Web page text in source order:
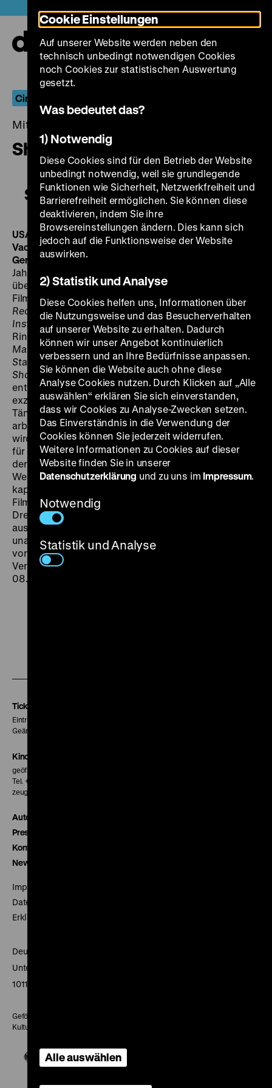
zum
Seiteninhalt
springen
Cinema of Outsiders: Part II
Mittwoch, 08. April 2015, 20.00 - 00.00 Uhr
Showgirls
Showgirls
USA 1995, R: Paul Verhoeven, B: Joe Eszterhas, K: Jost
Vacano, D: Elizabeth Berkley, Kyle MacLachlan, Gina
Gershon, 128’·35 mm, OF
Jahrzehnt von Paul Verhoeven. Seine Filme gingen
überfallartig auf die Zuschauer los - und auf die
Filmkritik, die seine Werke mal als Gewaltorgien (Total
Recall
, 1990), mal als männliche Sexphantasien (
Basic
Instinct, 1992) verschrie. Jeder neue Film war ein neues
Ringen mit dem Publikum, das spätestens beiHollow
Man
(2000), wahrscheinlich jedoch bereits bei
Starship Troopers (1997), erschöpft am Boden lag.
Showgirls, genau in der Mitte des Jahrzehnts
entstanden, ist bis heute sein umstrittenstes – und
exzessivstes – Werk. Der Traum von einer Karriere als
Tänzerin führt Nomi Malone nach Las Vegas. Zuerst
arbeitet sie in einem billigen Striplokal, doch schnell
wird man auf sie aufmerksam. Nomi wird als Tänzerin
für eine der großen Shows engagiert…Showgirlsist
der Film eines Regisseurs, der alles riskiert. Nur
Wenigen gelang bisher eine solch fiebrige Darstellung
kapitalistischer Kräfte. „Es ist der beste amerikanische
Film von Verhoeven und sein persönlichster. Das
Drehbuch zeichnet sich durch eine große Ehrlichkeit
aus. Wie alle seine Film ist auch dieser sehr
unangenehm: es geht ums Überleben in einer Welt, die
von Arschlöchern bevölkert ist und dies ist auch
Verhoevens Philosophie.” (Jacques Rivette) (hb) MI
08.04. um 20 Uhr
Tickets
Eintritt 5 €
Geänderte Preise sind im Programm vermerkt.
Kinokasse
geöffnet 30 Minuten vor Beginn der ersten Vorstellung
Tel. + 49 30 20304-770
zeughauskino@dhm.de
Autor*innen
Presse
Kontakt
Newsletter
Impressum
Datenschutz
Erklärung digitale Barrierefreiheit
Deutsches Historisches Museum
Unter den Linden 2
10117 Berlin
Gefördert mit Mitteln des Beauftragten der Bundesregierung für
Kultur und Medien
Cookie Einstellungen
Auf unserer Website werden neben den
technisch unbedingt notwendigen Cookies
noch Cookies zur statistischen Auswertung
gesetzt.
Was bedeutet das?
1) Notwendig
Diese Cookies sind für den Betrieb der Website
unbedingt notwendig, weil sie grundlegende
Funktionen wie Sicherheit, Netzwerkfreiheit und
Barrierefreiheit ermöglichen. Sie können diese
deaktivieren, indem Sie ihre
Browsereinstellungen ändern. Dies kann sich
jedoch auf die Funktionsweise der Website
auswirken.
2) Statistik und Analyse
Diese Cookies helfen uns, Informationen über
die Nutzungsweise und das Besucherverhalten
auf unserer Website zu erhalten. Dadurch
können wir unser Angebot kontinuierlich
verbessern und an Ihre Bedürfnisse anpassen.
Sie können die Website auch ohne diese
Analyse Cookies nutzen. Durch Klicken auf „Alle
auswählen“ erklären Sie sich einverstanden,
dass wir Cookies zu Analyse-Zwecken setzen.
Das Einverständnis in die Verwendung der
Cookies können Sie jederzeit widerrufen.
Weitere Informationen zu Cookies auf dieser
Website finden Sie in unserer
Datenschutzerklärung und zu uns im Impressum.
Notwendig
Statistik und Analyse
Alle auswählen